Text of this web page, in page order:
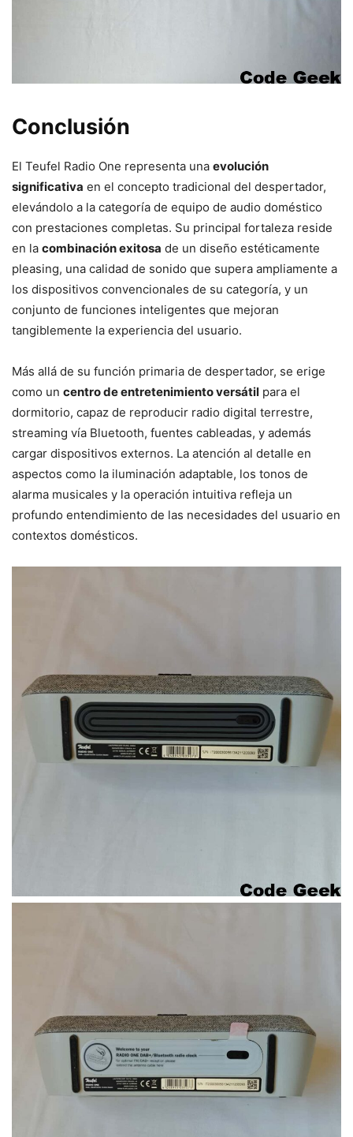
Conclusión
El Teufel Radio One representa una evolución
significativa en el concepto tradicional del despertador,
elevándolo a la categoría de equipo de audio doméstico
con prestaciones completas. Su principal fortaleza reside
en la combinación exitosa de un diseño estéticamente
pleasing, una calidad de sonido que supera ampliamente a
los dispositivos convencionales de su categoría, y un
conjunto de funciones inteligentes que mejoran
tangiblemente la experiencia del usuario.
Más allá de su función primaria de despertador, se erige
como un centro de entretenimiento versátil para el
dormitorio, capaz de reproducir radio digital terrestre,
streaming vía Bluetooth, fuentes cableadas, y además
cargar dispositivos externos. La atención al detalle en
aspectos como la iluminación adaptable, los tonos de
alarma musicales y la operación intuitiva refleja un
profundo entendimiento de las necesidades del usuario en
contextos domésticos.